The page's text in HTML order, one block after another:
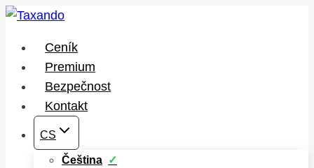
Přeskočit
obsah
Ceník
Premium
Bezpečnost
Kontakt
CS
Čeština